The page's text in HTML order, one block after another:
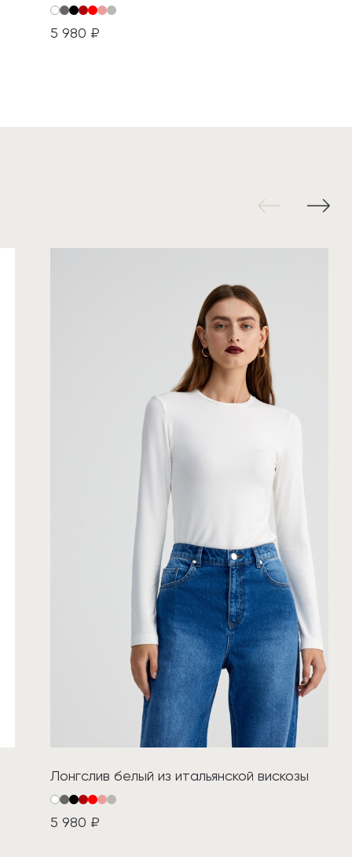
5 980 ₽
Лонгслив белый из итальянской вискозы
5 980 ₽